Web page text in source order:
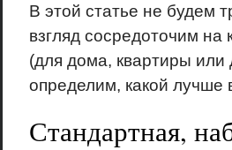
В этой статье не будем
взгляд сосредоточим
(для дома, квартиры
определим, какой лучше
Стандартная,